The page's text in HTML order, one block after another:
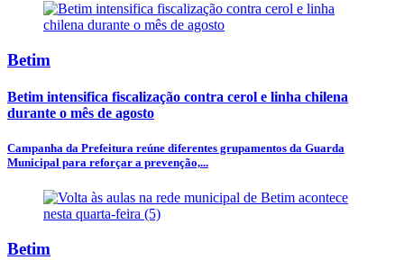
Betim
Betim intensifica fiscalização contra cerol e linha chilena
durante o mês de agosto
Campanha da Prefeitura reúne diferentes grupamentos da Guarda
Municipal para reforçar a prevenção,...
Betim